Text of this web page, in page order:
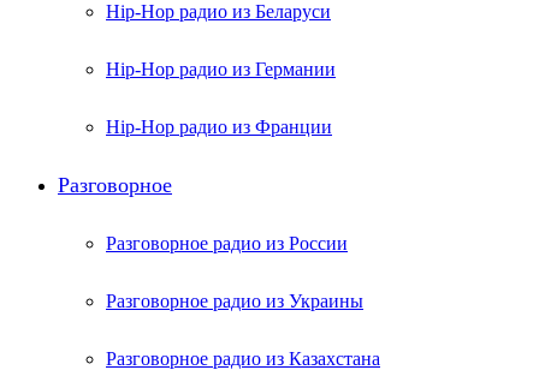
Hip-Hop радио из Беларуси
Hip-Hop радио из Германии
Hip-Hop радио из Франции
Разговорное
Разговорное радио из России
Разговорное радио из Украины
Разговорное радио из Казахстана